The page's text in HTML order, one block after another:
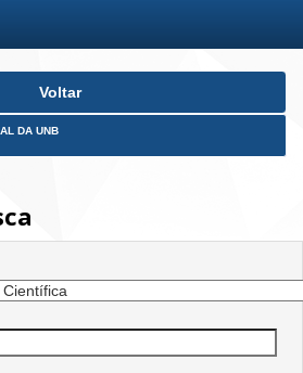
Voltar
DA UNB